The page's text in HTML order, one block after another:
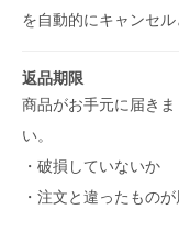
を自動的にキャンセ
返品期限
商品がお手元に届き
い。
・破損していないか
・注文と違ったもの